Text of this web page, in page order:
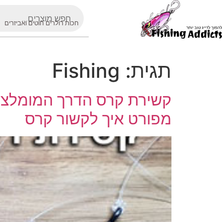
חכות רולרים חוטים ואביזרים
תגית: Fishing
קשירת קרס הדרך
מפורט איך לקשור קרס